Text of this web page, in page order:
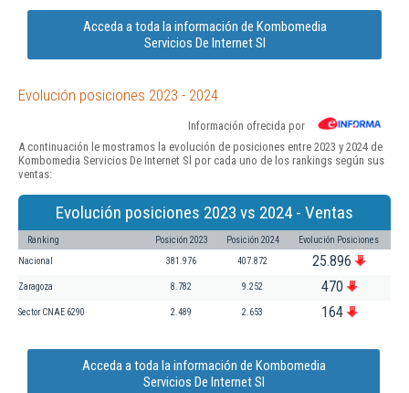
Acceda a toda la información de Kombomedia
Servicios De Internet Sl
Evolución posiciones 2023 - 2024
Información ofrecida por
A continuación le mostramos la evolución de posiciones entre 2023 y 2024 de
Kombomedia Servicios De Internet Sl por cada uno de los rankings según sus
ventas:
Evolución posiciones 2023 vs 2024 - Ventas
Ranking Posición 2023 Posición 2024 Evolución Posiciones
Nacional 381.976 407.872 25.896
Zaragoza 8.782 9.252 470
Sector CNAE 6290 2.489 2.653 164
Acceda a toda la información de Kombomedia
Servicios De Internet Sl